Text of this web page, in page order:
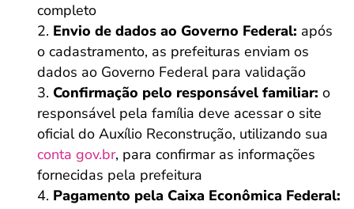
completo
Envio de dados ao Governo Federal: após
o cadastramento, as prefeituras enviam os
dados ao Governo Federal para validação
Confirmação pelo responsável familiar: o
responsável pela família deve acessar o site
oficial do Auxílio Reconstrução, utilizando sua
conta gov.br, para confirmar as informações
fornecidas pela prefeitura
Pagamento pela Caixa Econômica Federal: